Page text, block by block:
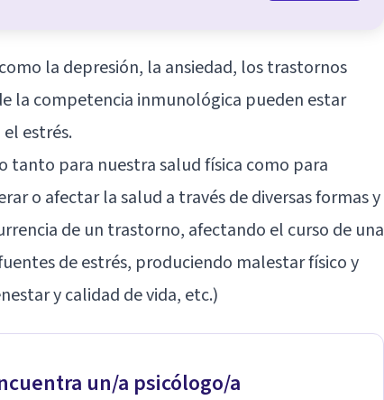
la depresión, la ansiedad, los trastornos
la competencia inmunológica pueden estar
estrés.
tanto para nuestra salud física como para
o afectar la salud a través de diversas formas y
de un trastorno, afectando el curso de una
de estrés, produciendo malestar físico y
y calidad de vida, etc.)
un/a psicólogo/a